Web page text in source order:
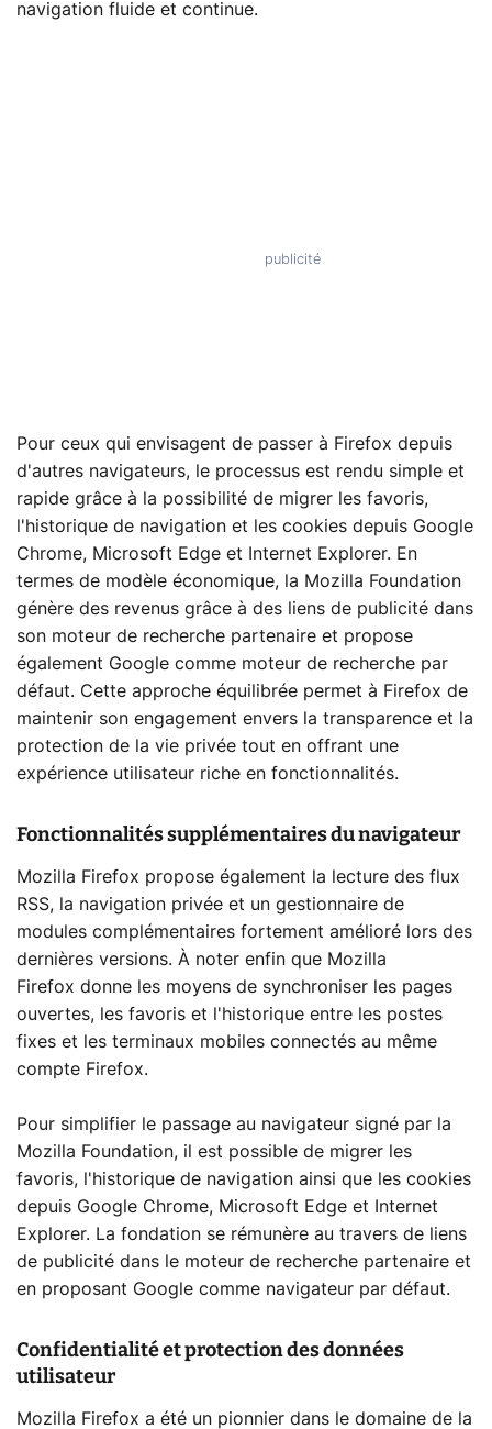
navigation fluide et continue.
Pour ceux qui envisagent de passer à Firefox depuis
d'autres navigateurs, le processus est rendu simple et
rapide grâce à la possibilité de migrer les favoris,
l'historique de navigation et les cookies depuis Google
Chrome, Microsoft Edge et Internet Explorer. En
termes de modèle économique, la Mozilla Foundation
génère des revenus grâce à des liens de publicité dans
son moteur de recherche partenaire et propose
également Google comme moteur de recherche par
défaut. Cette approche équilibrée permet à Firefox de
maintenir son engagement envers la transparence et la
protection de la vie privée tout en offrant une
expérience utilisateur riche en fonctionnalités.
Fonctionnalités supplémentaires du navigateur
Mozilla Firefox propose également la lecture des flux
RSS, la navigation privée et un gestionnaire de
modules complémentaires fortement amélioré lors des
dernières versions. À noter enfin que Mozilla
Firefox donne les moyens de synchroniser les pages
ouvertes, les favoris et l'historique entre les postes
fixes et les terminaux mobiles connectés au même
compte Firefox.
Pour simplifier le passage au navigateur signé par la
Mozilla Foundation, il est possible de migrer les
favoris, l'historique de navigation ainsi que les cookies
depuis Google Chrome, Microsoft Edge et Internet
Explorer. La fondation se rémunère au travers de liens
de publicité dans le moteur de recherche partenaire et
en proposant Google comme navigateur par défaut.
Confidentialité et protection des données
utilisateur
Mozilla Firefox a été un pionnier dans le domaine de la